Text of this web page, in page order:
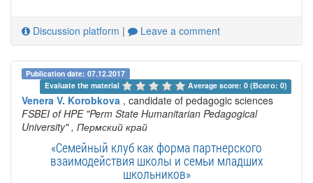
Discussion platform | Leave a comment
Publication date: 07.12.2017
Evaluate the material
Average score: 0 (Всего: 0)
Venera V. Korobkova , candidate of pedagogic sciences
FSBEI of HPE "Perm State Humanitarian Pedagogical
University" , Пермский край
«Семейный клуб как форма партнерского
взаимодействия школы и семьи младших
школьников»